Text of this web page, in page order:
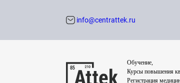
info@centrattek.ru
Обучение,
Курсы повышения
Регистрация